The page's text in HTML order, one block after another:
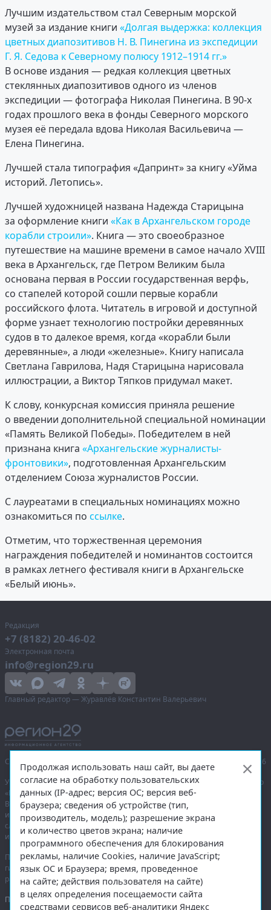
Лучшим издательством стал Северным морской
музей за издание книги «Долгая выдержка: коллекция
цветных диапозитивов Н. В. Пинегина из экспедиции
Г. Я. Седова к Северному полюсу 1912–1914 гг.»
В основе издания — редкая коллекция цветных
стеклянных диапозитивов одного из членов
экспедиции — фотографа Николая Пинегина. В 90-х
годах прошлого века в фонды Северного морского
музея её передала вдова Николая Васильевича —
Елена Пинегина.
Лучшей стала типография «Дапринт» за книгу «Уйма
историй. Летопись».
Лучшей художницей названа Надежда Старицына
за оформление книги «Как в Архангельском городе
корабли строили». Книга — это своеобразное
путешествие на машине времени в самое начало XVIII
века в Архангельск, где Петром Великим была
основана первая в России государственная верфь,
со стапелей которой сошли первые корабли
российского флота. Читатель в игровой и доступной
форме узнает технологию постройки деревянных
судов в то далекое время, когда «корабли были
деревянные», а люди «железные». Книгу написала
Светлана Гаврилова, Надя Старицына нарисовала
иллюстрации, а Виктор Тяпков придумал макет.
К слову, конкурсная комиссия приняла решение
о введении дополнительной специальной номинации
«Память Великой Победы». Победителем в ней
признана книга «Архангельские журналисты-
фронтовики», подготовленная Архангельским
отделением Союза журналистов России.
С лауреатами в специальных номинациях можно
ознакомиться по ссылке.
Отметим, что торжественная церемония
награждения победителей и номинантов состоится
в рамках летнего фестиваля книги в Архангельске
«Белый июнь».
Редакция
+7 (8182) 20-46-02
Электронная почта
info@region29.ru
Главный редактор — Журавлёв Константин Валерьевич
Сетевое издание «Информационное агентство Регион 29»,
© 2016–2026
Учредитель — общество с ограниченной ответственностью «Агентство
«Правда Севера».
Выписка из реестра зарегистрированных средств массовой
информации:ЭЛ № ФС 77-74226 от 09.11.2018 выдано Федеральной
службой по надзору в сфере связи, информационных технологий
и массовых коммуникаций (Роскомнадзор).
При полном или частичном использовании любых материалов
гиперссылка на region29.ruобязательна. Копирование материалов без
разрешения администрации сайта запрещено.
Правовая информация.
Продолжая использовать наш сайт, вы даете
согласие на обработку пользовательских
данных (IP-адрес; версия ОС; версия веб-
браузера; сведения об устройстве (тип,
производитель, модель); разрешение экрана
и количество цветов экрана; наличие
программного обеспечения для блокирования
рекламы, наличие Cookies, наличие JavaScript;
язык ОС и Браузера; время, проведенное
на сайте; действия пользователя на сайте)
в целях определения посещаемости сайта
средствами сервисов веб-аналитики Яндекс